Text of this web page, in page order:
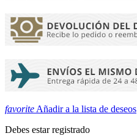
favorite Añadir a la lista de deseos
Debes estar registrado